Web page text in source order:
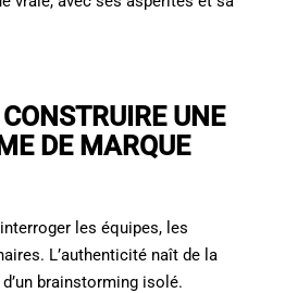
UNE
DE MARQUE
les équipes, les
L’authenticité naît de la
brainstorming isolé.